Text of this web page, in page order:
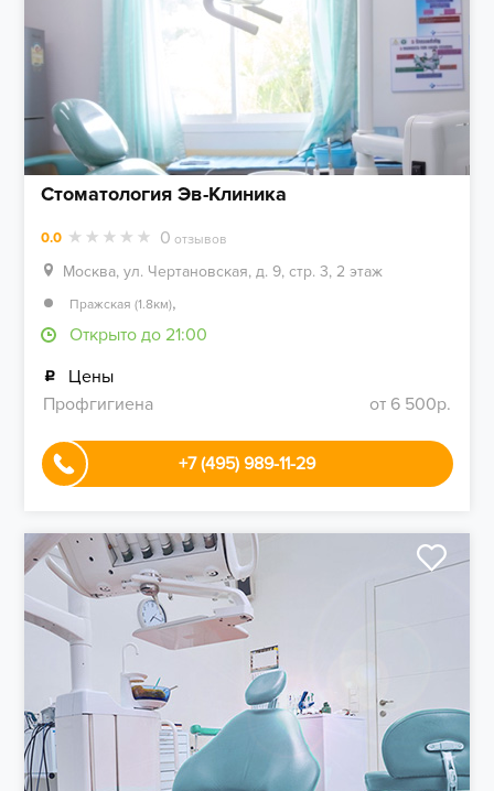
Стоматология Эв-Клиника
0.0 0 отзывов
Москва, ул. Чертановская, д. 9, стр. 3, 2 этаж
Пражская (1.8км),
Открыто до 21:00
Цены
Профгигиена
от 6 500р.
+7 (495) 989-11-29